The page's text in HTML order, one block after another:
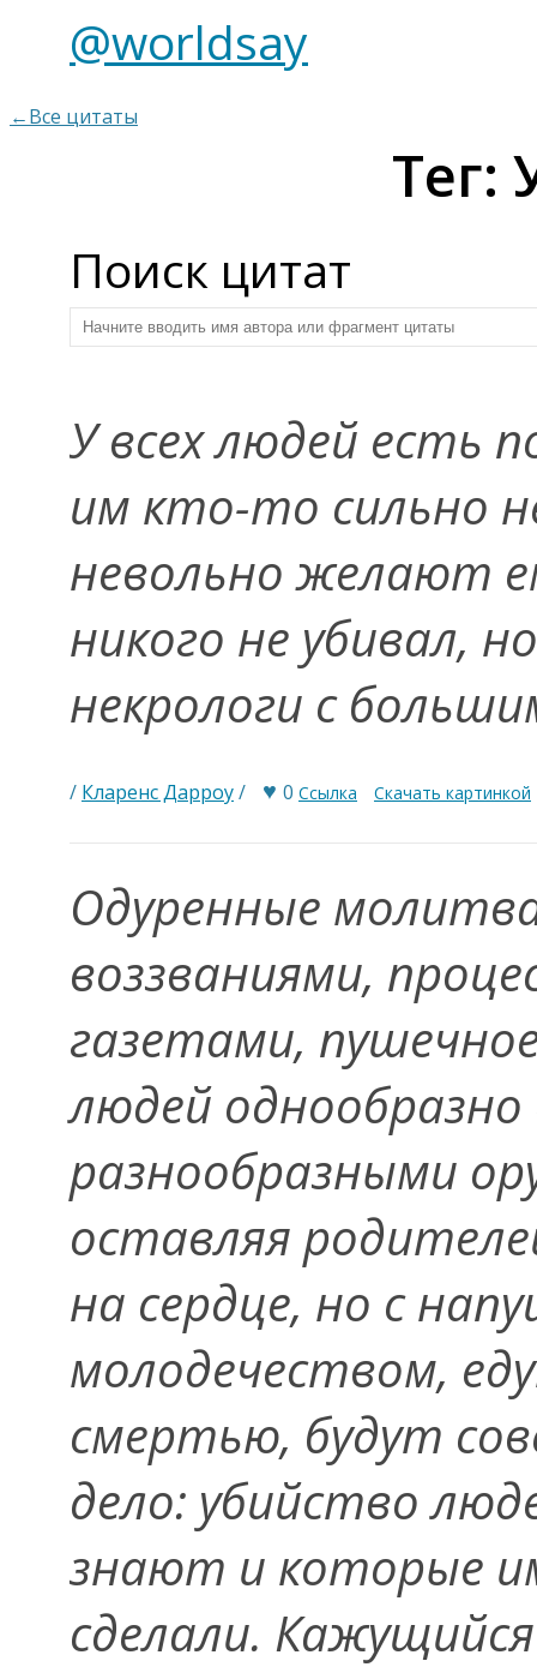
@worldsay
←Все цитаты
Тег:
Поиск цитат
У всех людей есть
им кто-то сильно
невольно желают
никого не убивал,
некрологи с
/ Кларенс Дарроу/ ♥ 0 Ссылка Скачать картинкой
Одуренные
воззваниями,
газетами,
людей
разнообразными
оставляя
на сердце, но с
молодечеством,
смертью, будут
дело: убийство
знают и которые
сделали.